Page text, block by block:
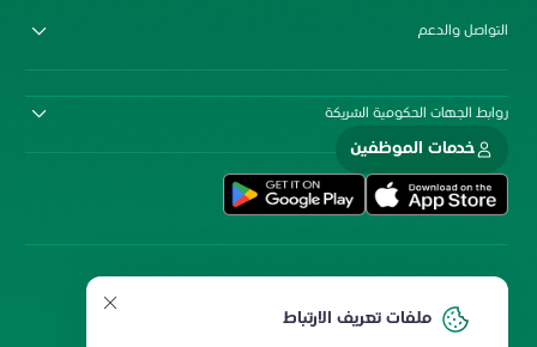
ملفات تعريف الارتباط
التواصل والدعم
روابط الجهات الحكومية الشريكة
خدمات الموظفين